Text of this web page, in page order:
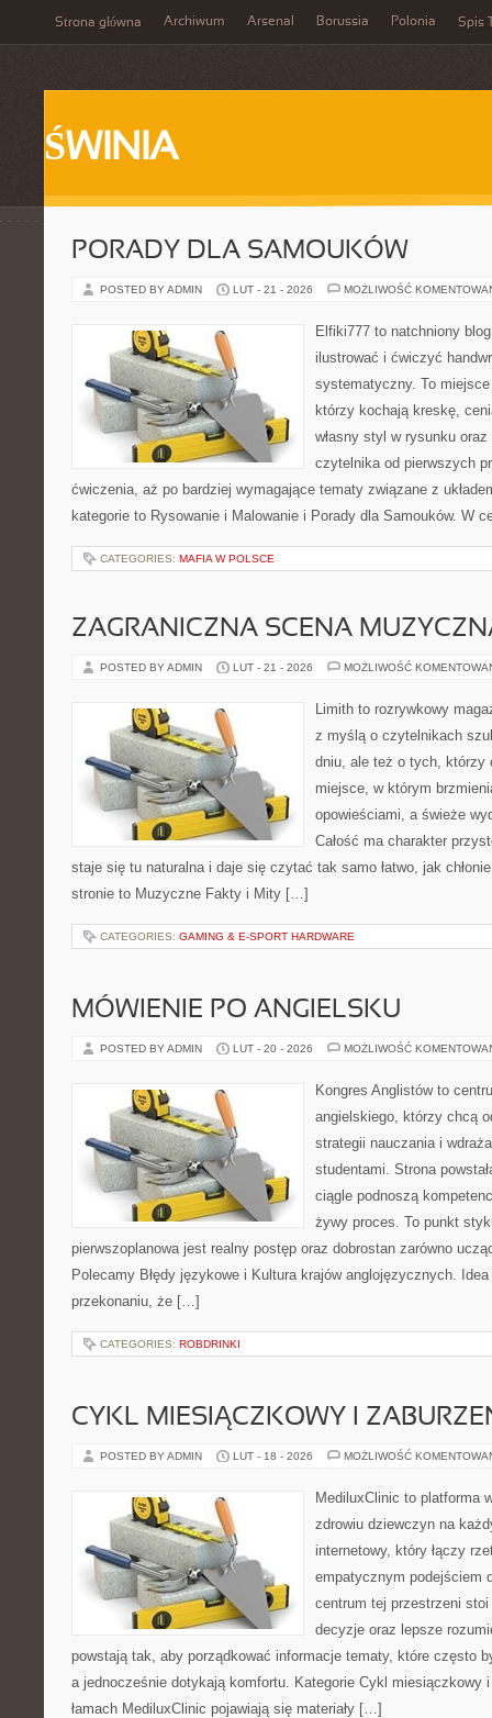
Strona główna Archiwum Arsenal Borussia Polonia Spis
ŚWINIA
PORADY DLA SAMOUKÓW
POSTED BY ADMIN LUT - 21 - 2026 MOŻLIWOŚĆ
Elfiki777 to natchniony
ilustrować i ćwiczyć
systematyczny. To
którzy kochają kreskę,
własny styl w rysunku
czytelnika od pierwszych
ćwiczenia, aż po bardziej wymagające tematy związane z
kategorie to Rysowanie i Malowanie i Porady dla Samouków. W
CATEGORIES: MAFIA W POLSCE
ZAGRANICZNA SCENA
POSTED BY ADMIN LUT - 21 - 2026 MOŻLIWOŚĆ
Limith to rozrywkowy
z myślą o czytelnikach
dniu, ale też o tych, którzy
miejsce, w którym
opowieściami, a świeże
Całość ma charakter
staje się tu naturalna i daje się czytać tak samo łatwo, jak
stronie to Muzyczne Fakty i Mity […]
CATEGORIES: GAMING & E-SPORT HARDWARE
MÓWIENIE PO ANGIELSKU
POSTED BY ADMIN LUT - 20 - 2026 MOŻLIWOŚĆ
Kongres Anglistów to
angielskiego, którzy chcą
strategii nauczania i
studentami. Strona
ciągle podnoszą
żywy proces. To punkt
pierwszoplanowa jest realny postęp oraz dobrostan zarówno
Polecamy Błędy językowe i Kultura krajów anglojęzycznych.
przekonaniu, że […]
CATEGORIES: ROBDRINKI
CYKL MIESIĄCZKOWY I
POSTED BY ADMIN LUT - 18 - 2026 MOŻLIWOŚĆ
MediluxClinic to platforma
zdrowiu dziewczyn na
internetowy, który łączy
empatycznym podejściem
centrum tej przestrzeni
decyzje oraz lepsze
powstają tak, aby porządkować informacje tematy, które często
a jednocześnie dotykają komfortu. Kategorie Cykl miesiączkowy
łamach MediluxClinic pojawiają się materiały […]